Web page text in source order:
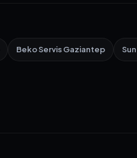
Beko Servis Gaziantep